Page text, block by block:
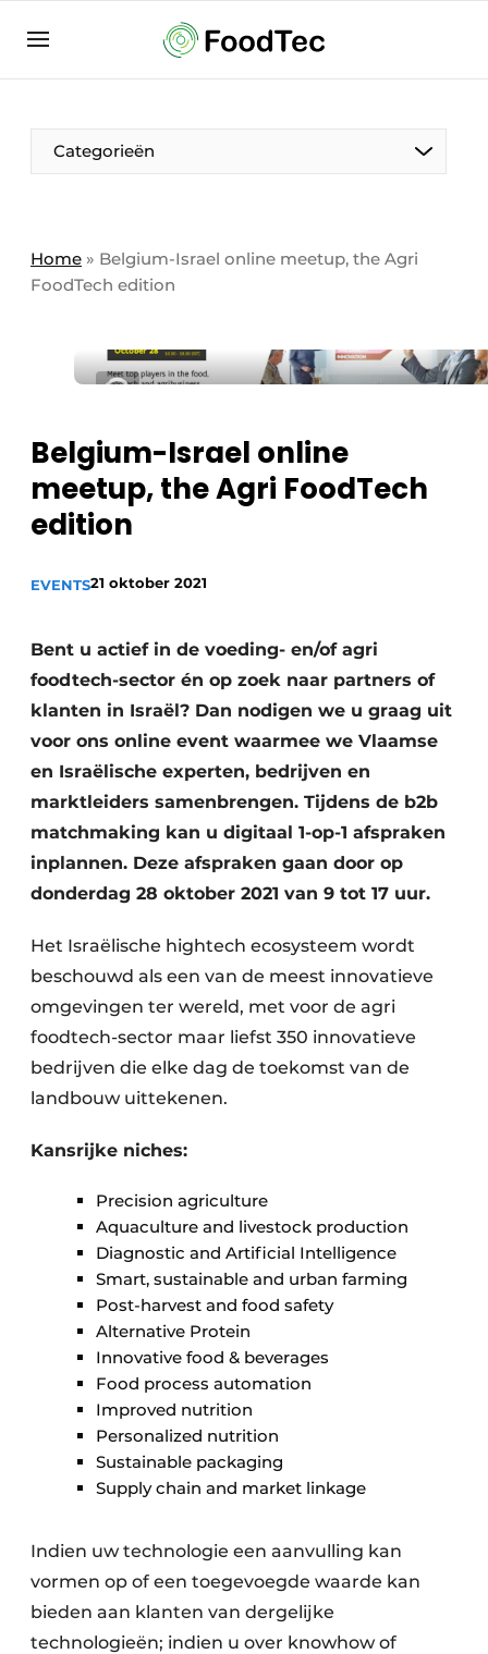
Bedrijven
Bedrijven
Direct contact
Eigen content aanleveren
Home
Nieuwsbrief
Podcasts
Privacy / Cookie statement
Vacatures
Categorieën
Home » Belgium-Israel online meetup, the Agri
FoodTech edition
Belgium-Israel online
meetup, the Agri FoodTech
edition
EVENTS21 oktober 2021
Bent u actief in de voeding- en/of agri
foodtech-sector én op zoek naar partners of
klanten in Israël? Dan nodigen we u graag uit
voor ons online event waarmee we Vlaamse
en Israëlische experten, bedrijven en
marktleiders samenbrengen. Tijdens de b2b
matchmaking kan u digitaal 1-op-1 afspraken
inplannen. Deze afspraken gaan door op
donderdag 28 oktober 2021 van 9 tot 17 uur.
Het Israëlische hightech ecosysteem wordt
beschouwd als een van de meest innovatieve
omgevingen ter wereld, met voor de agri
foodtech-sector maar liefst 350 innovatieve
bedrijven die elke dag de toekomst van de
landbouw uittekenen.
Kansrijke niches:
Precision agriculture
Aquaculture and livestock production
Diagnostic and Artificial Intelligence
Smart, sustainable and urban farming
Post-harvest and food safety
Alternative Protein
Innovative food & beverages
Food process automation
Improved nutrition
Personalized nutrition
Sustainable packaging
Supply chain and market linkage
Indien uw technologie een aanvulling kan
vormen op of een toegevoegde waarde kan
bieden aan klanten van dergelijke
technologieën; indien u over knowhow of